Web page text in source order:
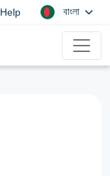
Help বাংলা